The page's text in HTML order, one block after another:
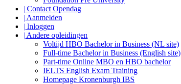
| Contact Opendag
| Aanmelden
| Inloggen
| Andere opleidingen
Voltijd HBO Bachelor in Business (NL site)
Full-time Bachelor in Business (English site)
Part-time Online MBO en HBO bachelor
IELTS English Exam Training
Homepage Kronenburgh IBS